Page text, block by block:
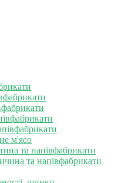
м'ясо
та напівфабрикати
та напівфабрикати